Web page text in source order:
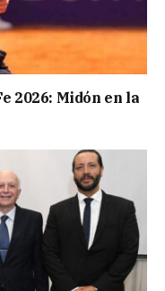
2026: Midón en la